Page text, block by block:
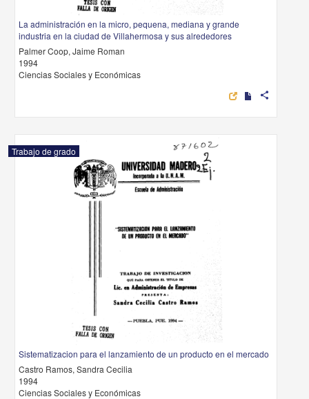
La administración en la micro, pequena, mediana y grande
industria en la ciudad de Villahermosa y sus alrededores
Palmer Coop, Jaime Roman
1994
Ciencias Sociales y Económicas
share
Trabajo de grado
Sistematizacion para el lanzamiento de un producto en el mercado
Castro Ramos, Sandra Cecilia
1994
Ciencias Sociales y Económicas